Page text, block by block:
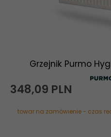
Grzejnik Purmo
348,09 PLN
towar na zamówienie - czas